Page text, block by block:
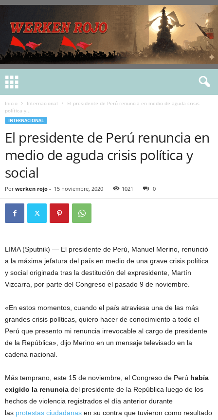
Inicio Internacional
El presidente de Perú renuncia en medio de aguda crisis
política y...
INTERNACIONAL
El presidente de Perú renuncia en
medio de aguda crisis política y
social
Por werken rojo - 15 noviembre, 2020 1021 0
LIMA (Sputnik) — El presidente de Perú, Manuel Merino, renunció
a la máxima jefatura del país en medio de una grave crisis política
y social originada tras la destitución del expresidente, Martín
Vizcarra, por parte del Congreso el pasado 9 de noviembre.
«En estos momentos, cuando el país atraviesa una de las más
grandes crisis políticas, quiero hacer de conocimiento a todo el
Perú que presento mi renuncia irrevocable al cargo de presidente
de la República», dijo Merino en un mensaje televisado en la
cadena nacional.
Más temprano, este 15 de noviembre, el Congreso de Perú había
exigido la renuncia del presidente de la República luego de los
hechos de violencia registrados el día anterior durante
las protestas ciudadanas en su contra que tuvieron como resultado